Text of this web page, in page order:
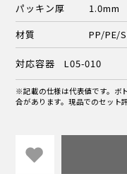
パッキン厚
1.0mm
材質
PP/PE/
対応容器 L05-010
※記載の仕様は代表値です。ボ
合があります。現品でのセット